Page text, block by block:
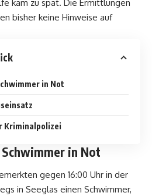
kam zu spät. Die Ermittlungen
bisher keine Hinweise auf
in Not
Kriminalpolizei
in Not
gegen 16:00 Uhr in der
in Seeglas einen Schwimmer,